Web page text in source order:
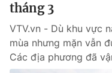
thuận bằng văn bản. Ghi
thông tin từ website này.
tháng 3
VTV.vn - Dù khu vực
mùa nhưng mặn vẫn
Các địa phương đã